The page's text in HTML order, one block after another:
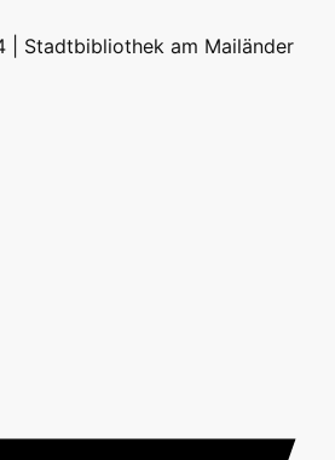
| Stadtbibliothek am Mailänder